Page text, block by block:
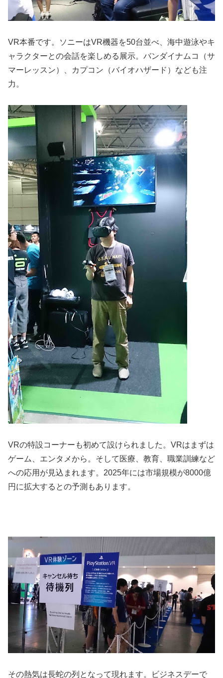
VR本番です。ソニーはVR機器を50台並べ、海中遊泳やキ
ャラクターとの会話を楽しめる展示。バンダイナムコ（サ
マーレッスン）、カプコン（バイオハザード）なども注
力。
VRの特設コーナーも初めて設けられました。VRはまずは
ゲーム、エンタメから。そして医療、教育、職業訓練など
への応用が見込まれます。2025年には市場規模が8000億
円に拡大するとの予測もあります。
その熱気は長蛇の列となって現れます。ビジネスデーで